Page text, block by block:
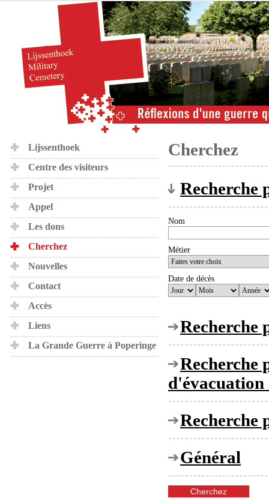
Lijssenthoek
Centre des visiteurs
Projet
Appel
Les dons
Cherchez
Nouvelles
Contact
Accès
Liens
La Grande Guerre à Poperinge
Cherchez
Recherche
Nom
Métier
Date de décès
Recherche
Recherche
d'évacuation
Recherche
Général